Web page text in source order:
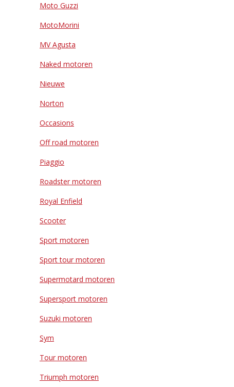
Moto Guzzi
MotoMorini
MV Agusta
Naked motoren
Nieuwe
Norton
Occasions
Off road motoren
Piaggio
Roadster motoren
Royal Enfield
Scooter
Sport motoren
Sport tour motoren
Supermotard motoren
Supersport motoren
Suzuki motoren
Sym
Tour motoren
Triumph motoren